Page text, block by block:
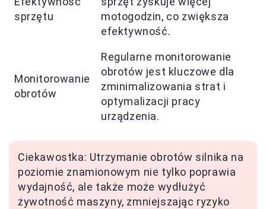
sprzętu
motogodzin, co zwiększa
efektywność.
Monitorowanie
obrotów
Regularne monitorowanie
obrotów jest kluczowe dla
zminimalizowania strat i
optymalizacji pracy
urządzenia.
Ciekawostka: Utrzymanie obrotów silnika na
poziomie znamionowym nie tylko poprawia
wydajność, ale także może wydłużyć
żywotność maszyny, zmniejszając ryzyko